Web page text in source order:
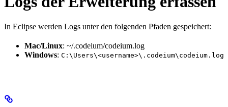
In Eclipse werden Logs unter den folgenden Pfaden gespeichert:
Mac/Linux: ~/.codeium/codeium.log
Windows: C:\Users\<username>\.codeium\codeium.log